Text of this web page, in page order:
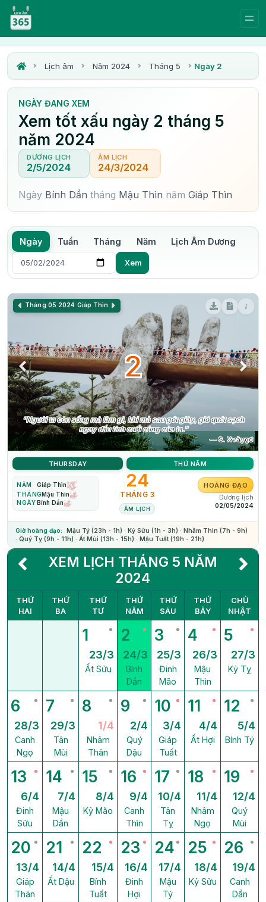
Lịch âm Năm 2024 Tháng 5 Ngày 2
NGÀY ĐANG XEM
Xem tốt xấu ngày 2 tháng 5
năm 2024
DƯƠNG LỊCH
2/5/2024
ÂM LỊCH
24/3/2024
Ngày Bính Dần tháng Mậu Thìn năm Giáp Thìn
Ngày Tuần Tháng Năm Lịch Âm Dương
Xem
i
Tháng 05 2024 Giáp Thìn
2
“Người ta còn sống mà làm gì, khi mà sau gót giày, gió quét sạch
ngay dấu tích cuối cùng của ta.”
— S. Xvâygơ
THURSDAY THỨ NĂM
NĂM
Giáp Thìn
THÁNGMậu Thìn
NGÀYBính Dần
24
THÁNG 3
ÂM LỊCH
HOÀNG ĐẠO
Dương lịch
02/05/2024
Giờ hoàng đạo:
Mậu Tý (23h - 1h) · Kỷ Sửu (1h - 3h) · Nhâm Thìn (7h - 9h)
· Quý Tỵ (9h - 11h) · Ất Mùi (13h - 15h) · Mậu Tuất (19h - 21h)
XEM LỊCH THÁNG 5 NĂM
2024
THỨ
HAI
THỨ
BA
THỨ
TƯ
THỨ
NĂM
THỨ
SÁU
THỨ
BẢY
CHỦ
NHẬT
1
23/3
Ất Sửu
2
24/3
Bính
Dần
3
25/3
Đinh
Mão
4
26/3
Mậu
Thìn
5
27/3
Kỷ Tỵ
6
28/3
Canh
Ngọ
7
29/3
Tân
Mùi
8
1/4
Nhâm
Thân
9
2/4
Quý
Dậu
10
3/4
Giáp
Tuất
11
4/4
Ất Hợi
12
5/4
Bính Tý
13
6/4
Đinh
Sửu
14
7/4
Mậu
Dần
15
8/4
Kỷ Mão
16
9/4
Canh
Thìn
17
10/4
Tân
Tỵ
18
11/4
Nhâm
Ngọ
19
12/4
Quý
Mùi
20
13/4
Giáp
Thân
21
14/4
Ất Dậu
22
15/4
Bính
Tuất
23
16/4
Đinh
Hợi
24
17/4
Mậu
Tý
25
18/4
Kỷ Sửu
26
19/4
Canh
Dần